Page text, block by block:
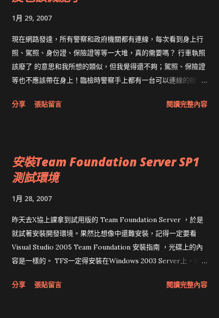
1月 29, 2007
現在網路發達，所有警察和政府機關都有連線，每次看到身上行
照、駕照、身份證、保險證等等一大堆，真的需要嗎？ 行車執照
該廢了 的意思和我所想的類似，但我覺得還不夠；駕照、保險證
等也不應該帶在身上！臨檢時警察手上都有一台可以連線的機
申請電話或ADSL的人都知道，為了避免詐騙集團，必須使用雙
跟上時代。
分享 張貼留言 閱讀完整內容
安裝Team Foundation Server SP1
測試環境
1月 28, 2007
昨天去X協上課拿到試用版的 Team Foundation Server ，於是
就試著安裝開發環境。果然比想像中還難安裝，記得一定要看
Visual Studio 2005 Team Foundation 安裝指南 ，光碟上的內
容是一樣的。 TFS一定得安裝在Windows 2003 Server上，從
2003 Standard中文版，180天的試用版應該也可以。 我這次安
分享 張貼留言 閱讀完整內容